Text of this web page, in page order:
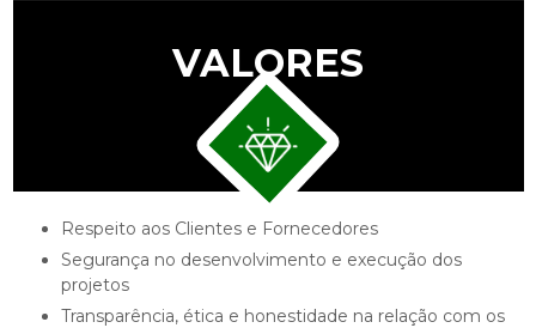
VALORES
Respeito aos Clientes e Fornecedores
Segurança no desenvolvimento e execução dos
projetos
Transparência, ética e honestidade na relação com os